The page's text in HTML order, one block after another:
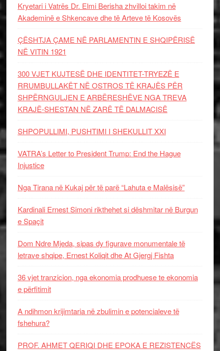
Kryetari i Vatrës Dr. Elmi Berisha zhvilloi takim në
Akademinë e Shkencave dhe të Arteve të Kosovës
ÇËSHTJA ÇAME NË PARLAMENTIN E SHQIPËRISË
NË VITIN 1921
300 VJET KUJTESË DHE IDENTITET-TRYEZË E
RRUMBULLAKËT NË OSTROS TË KRAJËS PËR
SHPËRNGULJEN E ARBËRESHËVE NGA TREVA
KRAJË-SHESTAN NË ZARË TË DALMACISË
SHPOPULLIMI, PUSHTIMI I SHEKULLIT XXI
VATRA’s Letter to President Trump: End the Hague
Injustice
Nga Tirana në Kukaj për të parë “Lahuta e Malësisë”
Kardinali Ernest Simoni rikthehet si dëshmitar në Burgun
e Spaçit
Dom Ndre Mjeda, sipas dy figurave monumentale të
letrave shqipe, Ernest Koliqit dhe At Gjergj Fishta
36 vjet tranzicion, nga ekonomia prodhuese te ekonomia
e përfitimit
A ndihmon krijimtaria në zbulimin e potencialeve të
fshehura?
PROF. AHMET QERIQI DHE EPOKA E REZISTENCЁS